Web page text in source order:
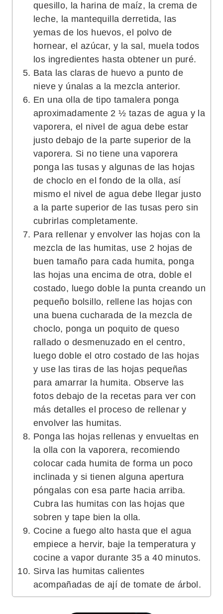
quesillo, la harina de maíz, la crema de
leche, la mantequilla derretida, las
yemas de los huevos, el polvo de
hornear, el azúcar, y la sal, muela todos
los ingredientes hasta obtener un puré.
Bata las claras de huevo a punto de
nieve y únalas a la mezcla anterior.
En una olla de tipo tamalera ponga
aproximadamente 2 ½ tazas de agua y la
vaporera, el nivel de agua debe estar
justo debajo de la parte superior de la
vaporera. Si no tiene una vaporera
ponga las tusas y algunas de las hojas
de choclo en el fondo de la olla, así
mismo el nivel de agua debe llegar justo
a la parte superior de las tusas pero sin
cubrirlas completamente.
Para rellenar y envolver las hojas con la
mezcla de las humitas, use 2 hojas de
buen tamaño para cada humita, ponga
las hojas una encima de otra, doble el
costado, luego doble la punta creando un
pequeño bolsillo, rellene las hojas con
una buena cucharada de la mezcla de
choclo, ponga un poquito de queso
rallado o desmenuzado en el centro,
luego doble el otro costado de las hojas
y use las tiras de las hojas pequeñas
para amarrar la humita. Observe las
fotos debajo de la recetas para ver con
más detalles el proceso de rellenar y
envolver las humitas.
Ponga las hojas rellenas y envueltas en
la olla con la vaporera, recomiendo
colocar cada humita de forma un poco
inclinada y si tienen alguna apertura
póngalas con esa parte hacia arriba.
Cubra las humitas con las hojas que
sobren y tape bien la olla.
Cocine a fuego alto hasta que el agua
empiece a hervir, baje la temperatura y
cocine a vapor durante 35 a 40 minutos.
Sirva las humitas calientes
acompañadas de ají de tomate de árbol.